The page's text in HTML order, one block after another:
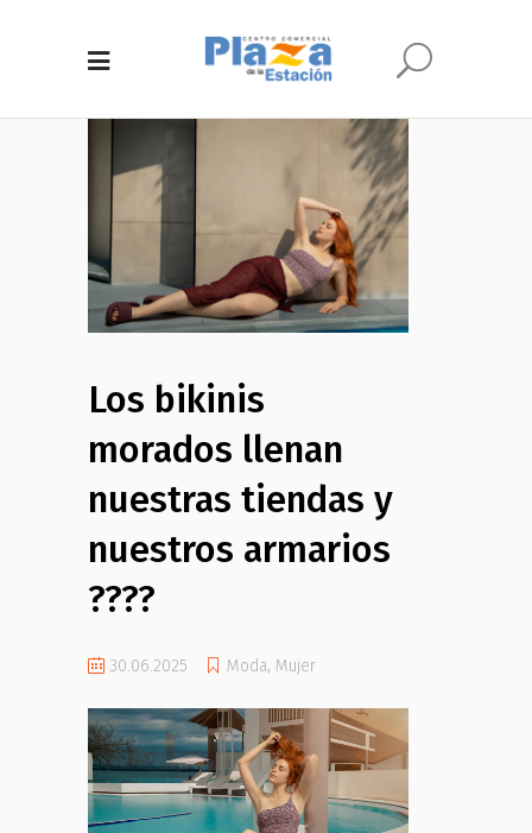
Los bikinis
morados llenan
nuestras tiendas y
nuestros armarios
????
30.06.2025 Moda, Mujer